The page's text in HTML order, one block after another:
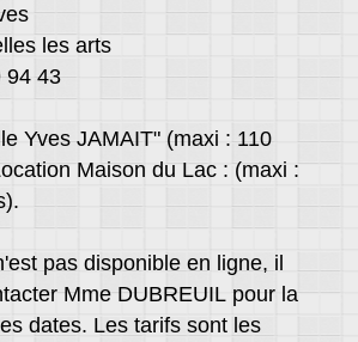
les arts
94 43
Yves JAMAIT" (maxi : 110
Maison du Lac : (maxi :
pas disponible en ligne, il
Mme DUBREUIL pour la
dates. Les tarifs sont les